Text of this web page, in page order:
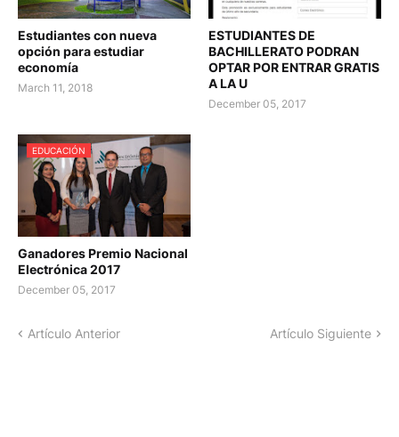
Estudiantes con nueva
opción para estudiar
economía
March 11, 2018
ESTUDIANTES DE
BACHILLERATO PODRAN
OPTAR POR ENTRAR GRATIS
A LA U
December 05, 2017
EDUCACIÓN
Ganadores Premio Nacional
Electrónica 2017
December 05, 2017
Artículo Anterior Artículo Siguiente